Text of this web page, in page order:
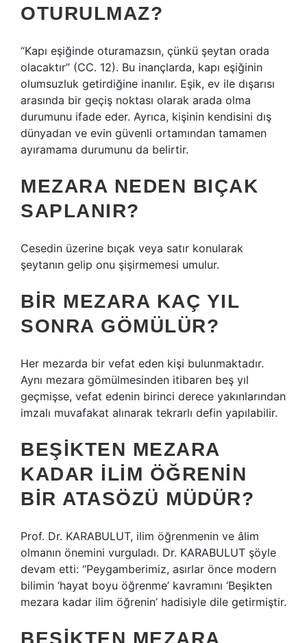
OTURULMAZ?
“Kapı eşiğinde oturamazsın, çünkü şeytan orada
olacaktır” (CC. 12). Bu inançlarda, kapı eşiğinin
olumsuzluk getirdiğine inanılır. Eşik, ev ile dışarısı
arasında bir geçiş noktası olarak arada olma
durumunu ifade eder. Ayrıca, kişinin kendisini dış
dünyadan ve evin güvenli ortamından tamamen
ayıramama durumunu da belirtir.
MEZARA NEDEN BIÇAK
SAPLANIR?
Cesedin üzerine bıçak veya satır konularak
şeytanın gelip onu şişirmemesi umulur.
BIR MEZARA KAÇ YIL
SONRA GÖMÜLÜR?
Her mezarda bir vefat eden kişi bulunmaktadır.
Aynı mezara gömülmesinden itibaren beş yıl
geçmişse, vefat edenin birinci derece yakınlarından
imzalı muvafakat alınarak tekrarlı defin yapılabilir.
BEŞIKTEN MEZARA
KADAR ILIM ÖĞRENIN
BIR ATASÖZÜ MÜDÜR?
Prof. Dr. KARABULUT, ilim öğrenmenin ve âlim
olmanın önemini vurguladı. Dr. KARABULUT şöyle
devam etti: “Peygamberimiz, asırlar önce modern
bilimin ‘hayat boyu öğrenme’ kavramını ‘Beşikten
mezara kadar ilim öğrenin’ hadisiyle dile getirmiştir.
BEŞIKTEN MEZARA